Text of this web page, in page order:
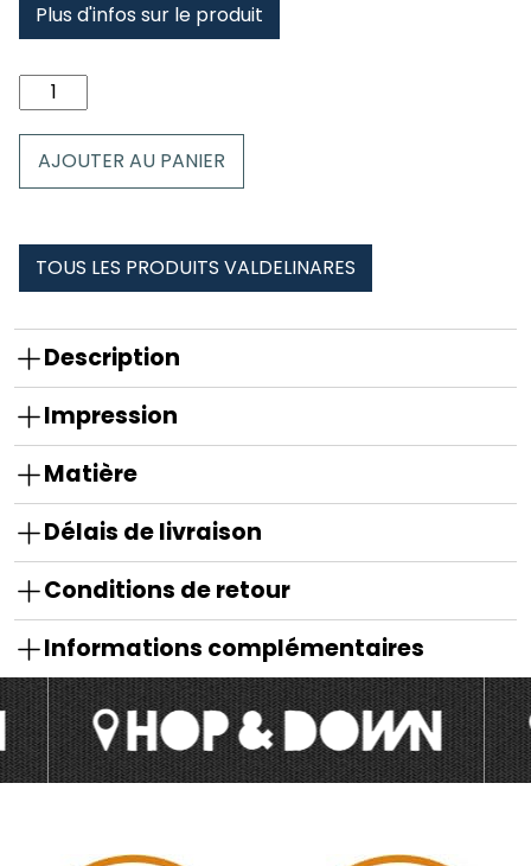
Plus d'infos sur le produit
quantité
de
valdelinares
AJOUTER AU PANIER
TOUS LES PRODUITS VALDELINARES
Description
Impression
Matière
Délais de livraison
Conditions de retour
Informations complémentaires